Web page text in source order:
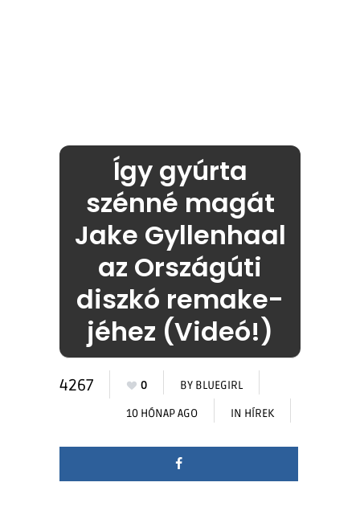
Így gyúrta
szénné magát
Jake Gyllenhaal
az Országúti
diszkó remake-
jéhez (Videó!)
4267 0 BY BLUEGIRL
10 HÓNAP AGO IN HÍREK